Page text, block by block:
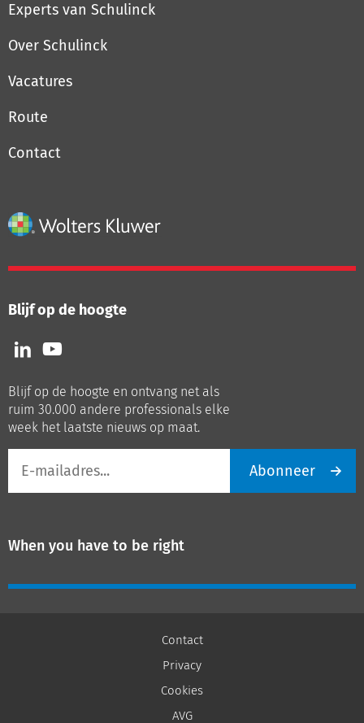
Experts van Schulinck
Over Schulinck
Vacatures
Route
Contact
Blijf op de hoogte
Volg
ons
LinkedIn
Volg
ons
Youtube
Blijf op de hoogte en ontvang net als
ruim 30.000 andere professionals elke
week het laatste nieuws op maat.
mailadres
Abonneer
When you have to be right
Contact
Privacy
Cookies
AVG